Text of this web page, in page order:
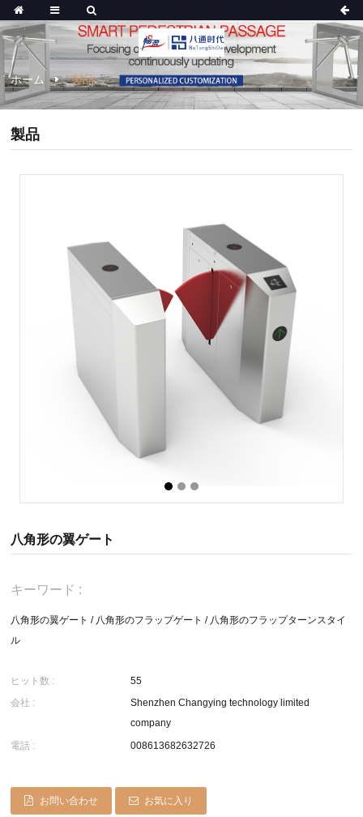
ホーム 製品
製品
八角形の翼ゲート
キーワード :
八角形の翼ゲート / 八角形のフラップゲート / 八角形のフラップターンスタイ
ル
ヒット数 :
55
会社 :
Shenzhen Changying technology limited
company
電話 :
008613682632726
お問い合わせ お気に入り